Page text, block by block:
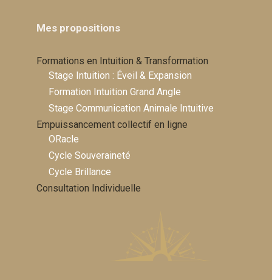
Mes propositions
Formations en Intuition & Transformation
Stage Intuition : Éveil & Expansion
Formation Intuition Grand Angle
Stage Communication Animale Intuitive
Empuissancement collectif en ligne
ORacle
Cycle Souveraineté
Cycle Brillance
Consultation Individuelle